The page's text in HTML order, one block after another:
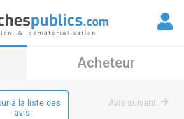
Acheteur
à la liste des
avis
Avis suivant